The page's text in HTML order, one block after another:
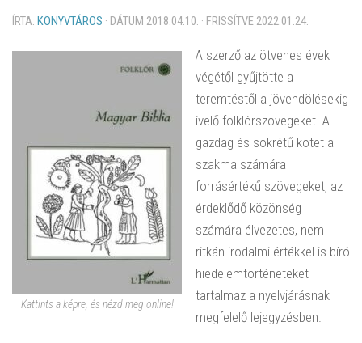
ÍRTA: KÖNYVTÁROS · DÁTUM 2018.04.10. · FRISSÍTVE 2022.01.24.
Kattints a képre, és nézd meg online!
A szerző az ötvenes évek
végétől gyűjtötte a
teremtéstől a jövendölésekig
ívelő folklórszövegeket. A
gazdag és sokrétű kötet a
szakma számára
forrásértékű szövegeket, az
érdeklődő közönség
számára élvezetes, nem
ritkán irodalmi értékkel is bíró
hiedelemtörténeteket
tartalmaz a nyelvjárásnak
megfelelő lejegyzésben.